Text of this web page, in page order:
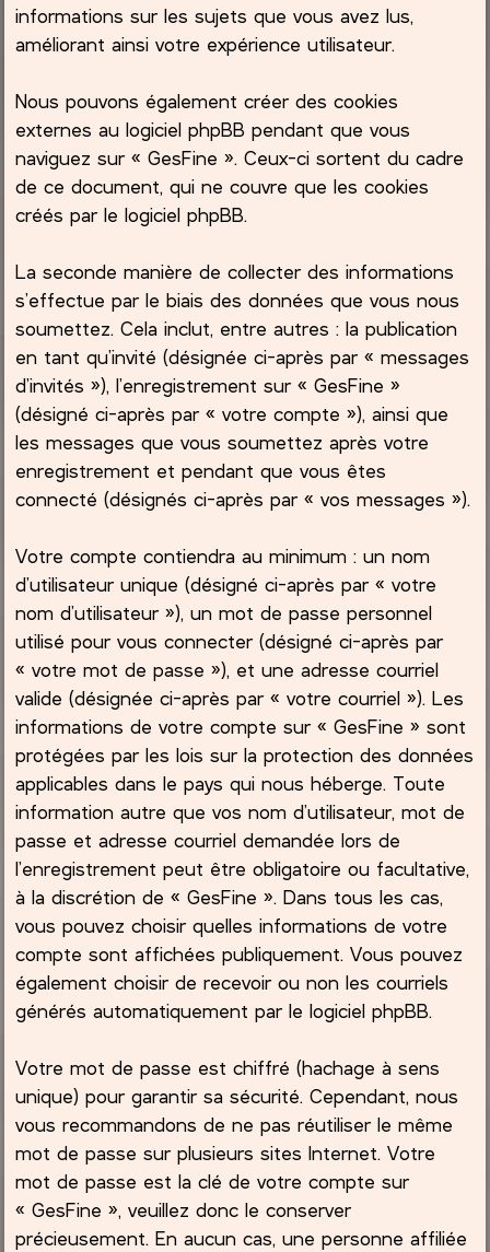
informations sur les sujets que vous avez lus,
améliorant ainsi votre expérience utilisateur.
Nous pouvons également créer des cookies
externes au logiciel phpBB pendant que vous
naviguez sur « GesFine ». Ceux-ci sortent du cadre
de ce document, qui ne couvre que les cookies
créés par le logiciel phpBB.
La seconde manière de collecter des informations
s’effectue par le biais des données que vous nous
soumettez. Cela inclut, entre autres : la publication
en tant qu’invité (désignée ci-après par « messages
d’invités »), l’enregistrement sur « GesFine »
(désigné ci-après par « votre compte »), ainsi que
les messages que vous soumettez après votre
enregistrement et pendant que vous êtes
connecté (désignés ci-après par « vos messages »).
Votre compte contiendra au minimum : un nom
d’utilisateur unique (désigné ci-après par « votre
nom d’utilisateur »), un mot de passe personnel
utilisé pour vous connecter (désigné ci-après par
« votre mot de passe »), et une adresse courriel
valide (désignée ci-après par « votre courriel »). Les
informations de votre compte sur « GesFine » sont
protégées par les lois sur la protection des données
applicables dans le pays qui nous héberge. Toute
information autre que vos nom d’utilisateur, mot de
passe et adresse courriel demandée lors de
l’enregistrement peut être obligatoire ou facultative,
à la discrétion de « GesFine ». Dans tous les cas,
vous pouvez choisir quelles informations de votre
compte sont affichées publiquement. Vous pouvez
également choisir de recevoir ou non les courriels
générés automatiquement par le logiciel phpBB.
Votre mot de passe est chiffré (hachage à sens
unique) pour garantir sa sécurité. Cependant, nous
vous recommandons de ne pas réutiliser le même
mot de passe sur plusieurs sites Internet. Votre
mot de passe est la clé de votre compte sur
« GesFine », veuillez donc le conserver
précieusement. En aucun cas, une personne affiliée